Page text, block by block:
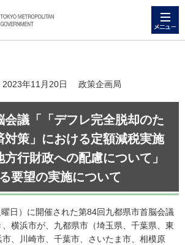
2023年11月20日 政策企画局
会議「「デフレ完全脱却のた
対策」における定額減税実施
行財政への配慮について」
要望の実施について
日）に開催された第84回九都県市首脳会議
横浜市が、九都県市（埼玉県、千葉県、東
、川崎市、千葉市、さいたま市、相模原